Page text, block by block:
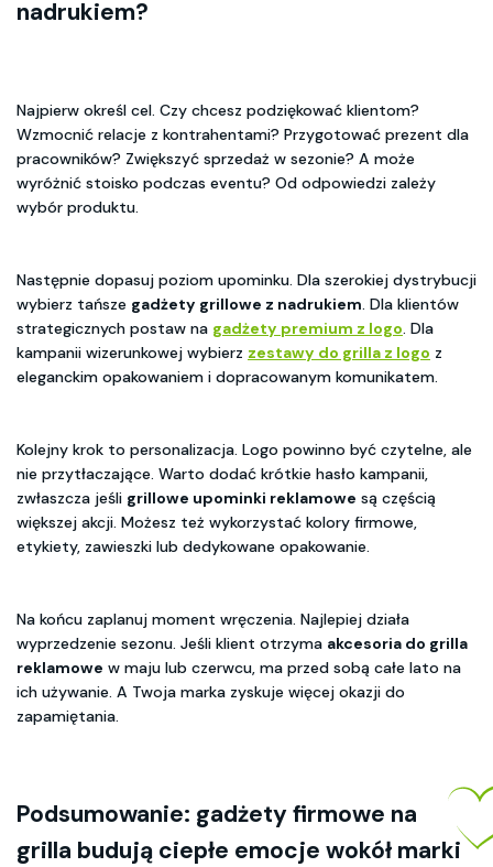
nadrukiem?
Najpierw określ cel. Czy chcesz podziękować klientom?
Wzmocnić relacje z kontrahentami? Przygotować prezent dla
pracowników? Zwiększyć sprzedaż w sezonie? A może
wyróżnić stoisko podczas eventu? Od odpowiedzi zależy
wybór produktu.
Następnie dopasuj poziom upominku. Dla szerokiej dystrybucji
wybierz tańsze gadżety grillowe z nadrukiem. Dla klientów
strategicznych postaw na gadżety premium z logo. Dla
kampanii wizerunkowej wybierz zestawy do grilla z logo z
eleganckim opakowaniem i dopracowanym komunikatem.
Kolejny krok to personalizacja. Logo powinno być czytelne, ale
nie przytłaczające. Warto dodać krótkie hasło kampanii,
zwłaszcza jeśli grillowe upominki reklamowe są częścią
większej akcji. Możesz też wykorzystać kolory firmowe,
etykiety, zawieszki lub dedykowane opakowanie.
Na końcu zaplanuj moment wręczenia. Najlepiej działa
wyprzedzenie sezonu. Jeśli klient otrzyma akcesoria do grilla
reklamowe w maju lub czerwcu, ma przed sobą całe lato na
ich używanie. A Twoja marka zyskuje więcej okazji do
zapamiętania.
Podsumowanie: gadżety firmowe na
grilla budują ciepłe emocje wokół marki